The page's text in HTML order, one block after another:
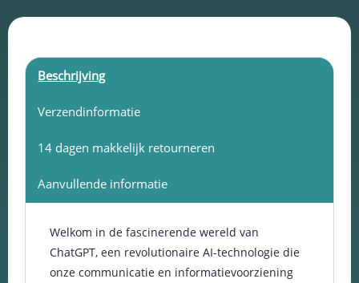
Beschrijving
Verzendinformatie
14 dagen makkelijk retourneren
Aanvullende informatie
Welkom in de fascinerende wereld van
ChatGPT, een revolutionaire AI-technologie die
onze communicatie en informatievoorziening
personaliseren.
cookies in
cookies
bezoekers
omgaan met
onze